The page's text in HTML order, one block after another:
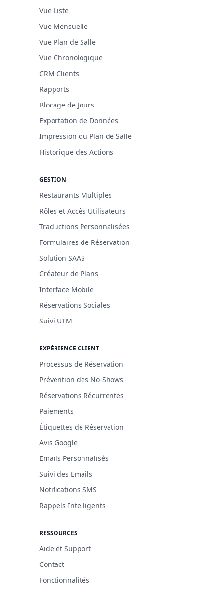
Vue Liste
Vue Mensuelle
Vue Plan de Salle
Vue Chronologique
CRM Clients
Rapports
Blocage de Jours
Exportation de Données
Impression du Plan de Salle
Historique des Actions
GESTION
Restaurants Multiples
Rôles et Accès Utilisateurs
Traductions Personnalisées
Formulaires de Réservation
Solution SAAS
Créateur de Plans
Interface Mobile
Réservations Sociales
Suivi UTM
EXPÉRIENCE CLIENT
Processus de Réservation
Prévention des No-Shows
Réservations Récurrentes
Paiements
Étiquettes de Réservation
Avis Google
Emails Personnalisés
Suivi des Emails
Notifications SMS
Rappels Intelligents
RESSOURCES
Aide et Support
Contact
Fonctionnalités